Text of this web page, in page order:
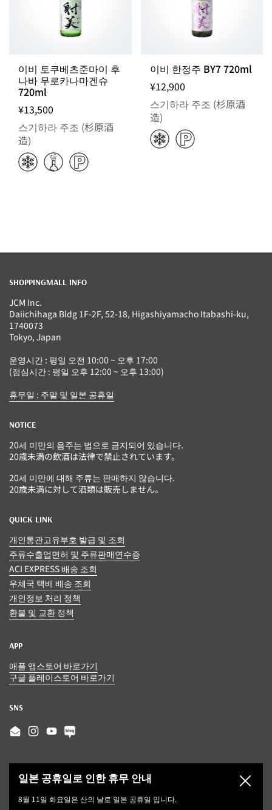
이비 토쿠베츠준마이 후
나바 무로카나마겐슈
720ml
¥13,500
스기하라 주조 (杉原酒
造)
이비 한정주 BY7 720ml
¥12,900
스기하라 주조 (杉原酒
造)
SHOPPINGMALL INFO
JCM Inc.
Daiichihaga Bldg 1F-2F, 52-18, Higashiyamacho Itabashi-ku,
1740073
Tokyo, Japan
운영시간 : 평일 오전 10:00 ~ 오후 17:00
(점심시간 : 평일 오후 12:00 ~ 오후 13:00)
휴무일 : 주말 및 일본 공휴일
NOTICE
20세 미만의 음주는 법으로 금지되어 있습니다.
20歳未満の飲酒は法律で禁止されています。
20세 미만에 대해 주류는 판매하지 않습니다.
20歳未満に対して酒類は販売しません。
QUICK LINK
개인통관고유부호 발급 및 조회
주류수출업면허 및 주류판매연수증
ACI EXPRESS 배송 조회
우체국 택배 배송 조회
개인정보 처리 정책
환불 및 교환 정책
APP
애플 앱스토어 바로가기
구글 플레이스토어 바로가기
SNS
EmailInstagram
YouTube
일본 공휴일로 인한 휴무 안내
8월 11일 화요일은 산의 날로 일본 공휴일 입니다.
닫기